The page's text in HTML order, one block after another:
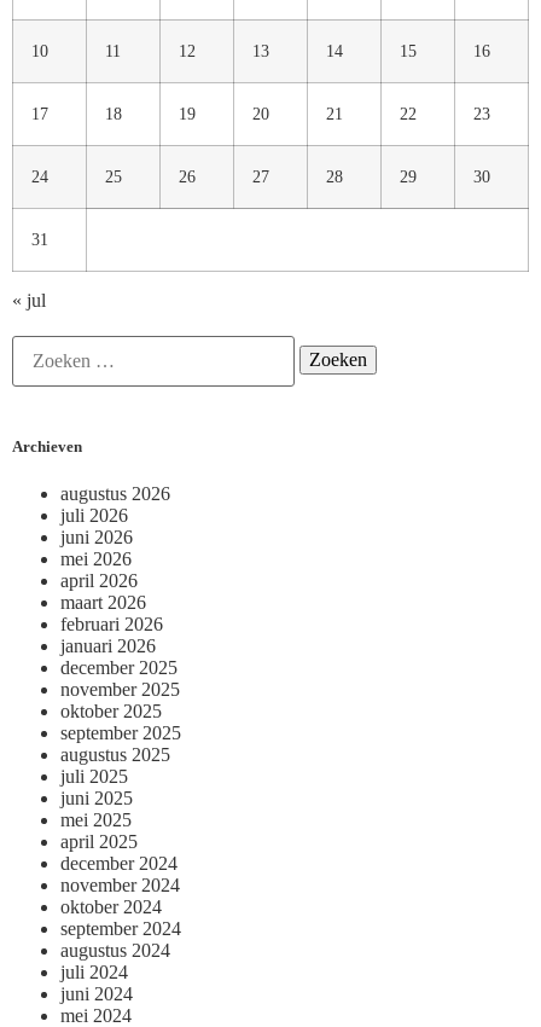
10 11 12 13 14 15 16
17 18 19 20 21 22 23
24 25 26 27 28 29 30
31
« jul
Archieven
augustus 2026
juli 2026
juni 2026
mei 2026
april 2026
maart 2026
februari 2026
januari 2026
december 2025
november 2025
oktober 2025
september 2025
augustus 2025
juli 2025
juni 2025
mei 2025
april 2025
december 2024
november 2024
oktober 2024
september 2024
augustus 2024
juli 2024
juni 2024
mei 2024